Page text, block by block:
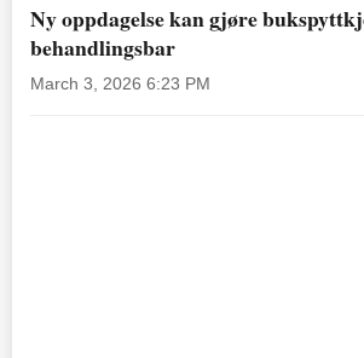
Ny oppdagelse kan gjøre
behandlingsbar
March 3, 2026 6:23 PM